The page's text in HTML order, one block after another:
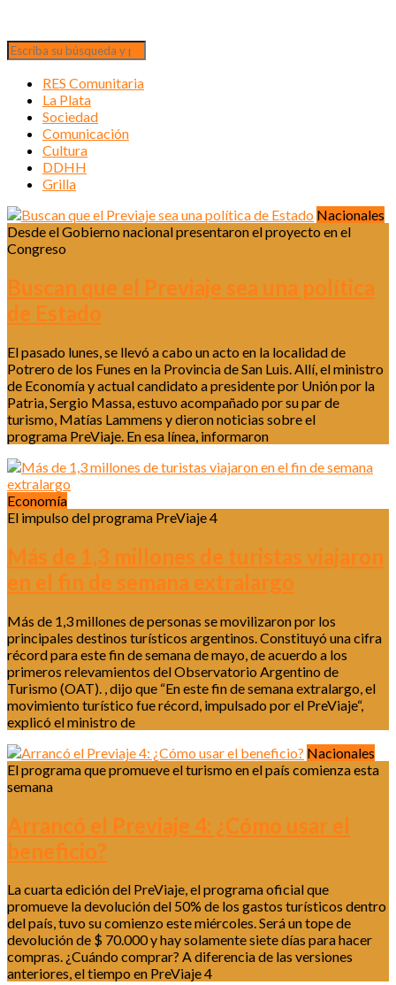
RES Comunitaria
La Plata
Sociedad
Comunicación
Cultura
DDHH
Grilla
Nacionales
Desde el Gobierno nacional presentaron el proyecto en el
Congreso
Buscan que el Previaje sea una política
de Estado
El pasado lunes, se llevó a cabo un acto en la localidad de
Potrero de los Funes en la Provincia de San Luis. Allí, el ministro
de Economía y actual candidato a presidente por Unión por la
Patria, Sergio Massa, estuvo acompañado por su par de
turismo, Matías Lammens y dieron noticias sobre el
programa PreViaje. En esa línea, informaron
Economía
El impulso del programa PreViaje 4
Más de 1,3 millones de turistas viajaron
en el fin de semana extralargo
Más de 1,3 millones de personas se movilizaron por los
principales destinos turísticos argentinos. Constituyó una cifra
récord para este fin de semana de mayo, de acuerdo a los
primeros relevamientos del Observatorio Argentino de
Turismo (OAT). , dijo que “En este fin de semana extralargo, el
movimiento turístico fue récord, impulsado por el PreViaje“,
explicó el ministro de
Nacionales
El programa que promueve el turismo en el país comienza esta
semana
Arrancó el Previaje 4: ¿Cómo usar el
beneficio?
La cuarta edición del PreViaje, el programa oficial que
promueve la devolución del 50% de los gastos turísticos dentro
del país, tuvo su comienzo este miércoles. Será un tope de
devolución de $ 70.000 y hay solamente siete días para hacer
compras. ¿Cuándo comprar? A diferencia de las versiones
anteriores, el tiempo en PreViaje 4